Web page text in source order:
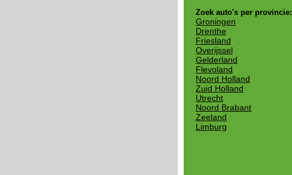
Zoek auto's per provincie:
Groningen
Drenthe
Friesland
Overijssel
Gelderland
Flevoland
Noord Holland
Zuid Holland
Utrecht
Noord Brabant
Zeeland
Limburg